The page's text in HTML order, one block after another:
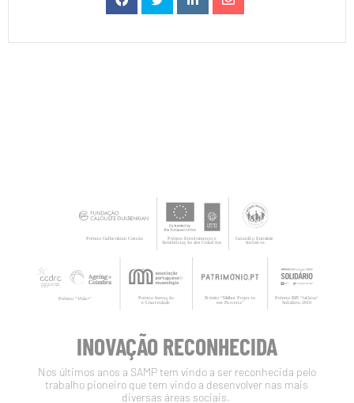
INOVAÇÃO RECONHECIDA
Nos últimos anos a SAMP tem vindo a ser reconhecida pelo
trabalho pioneiro que tem vindo a desenvolver nas mais
diversas áreas sociais.